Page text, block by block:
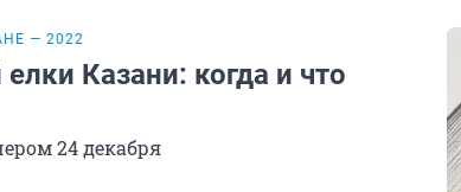
— 2022
Казани: когда и что
24 декабря